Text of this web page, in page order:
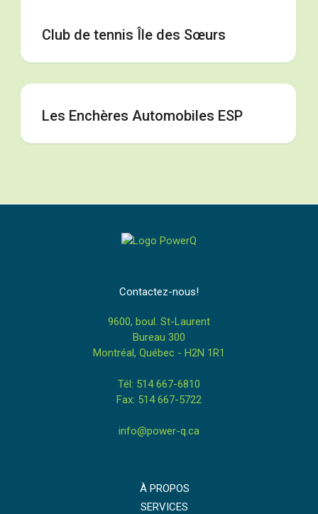
Club de tennis Île des Sœurs
Les Enchères Automobiles ESP
Contactez-nous!
9600, boul. St-Laurent
Bureau 300
Montréal, Québec - H2N 1R1
Tél: 514 667-6810
Fax: 514 667-5722
info@power-q.ca
À PROPOS
SERVICES